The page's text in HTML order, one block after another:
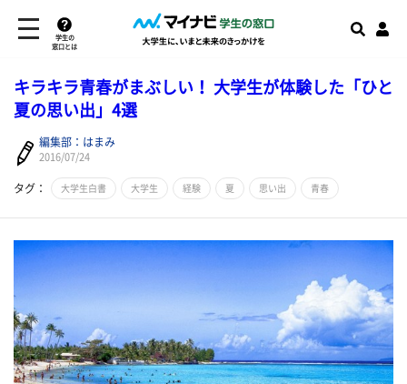
学生の
窓口とは
キラキラ青春がまぶしい！ 大学生が体験した「ひと
夏の思い出」4選
編集部：はまみ
2016/07/24
タグ： 大学生白書 大学生 経験 夏 思い出 青春